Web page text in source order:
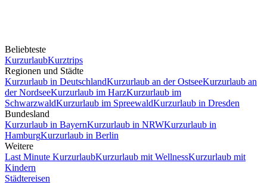
Beliebteste
KurzurlaubKurztrips
Regionen und Städte
Kurzurlaub in DeutschlandKurzurlaub an der OstseeKurzurlaub an
der NordseeKurzurlaub im HarzKurzurlaub im
SchwarzwaldKurzurlaub im SpreewaldKurzurlaub in Dresden
Bundesland
Kurzurlaub in BayernKurzurlaub in NRWKurzurlaub in
HamburgKurzurlaub in Berlin
Weitere
Last Minute KurzurlaubKurzurlaub mit WellnessKurzurlaub mit
Kindern
Städtereisen